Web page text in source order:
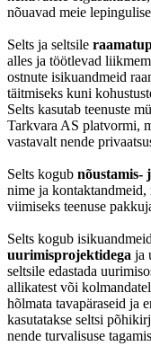
nõuavad meie
Selts ja seltsile
alles ja töötlevad
ostnute isikuandmeid
täitmiseks kuni
Selts kasutab teenuste
Tarkvara AS platvormi,
vastavalt nende
Selts kogub nõustamis-
nime ja
viimiseks teenuse
Selts kogub
uurimisprojektidega ja
seltsile edastada
allikatest või
hõlmata tavapäraseid ja
kasutatakse seltsi
nende turvalisuse